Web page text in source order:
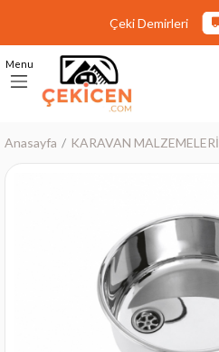
Çeki Demirleri
Menu
Anasayfa KARAVAN MALZEMELERİ